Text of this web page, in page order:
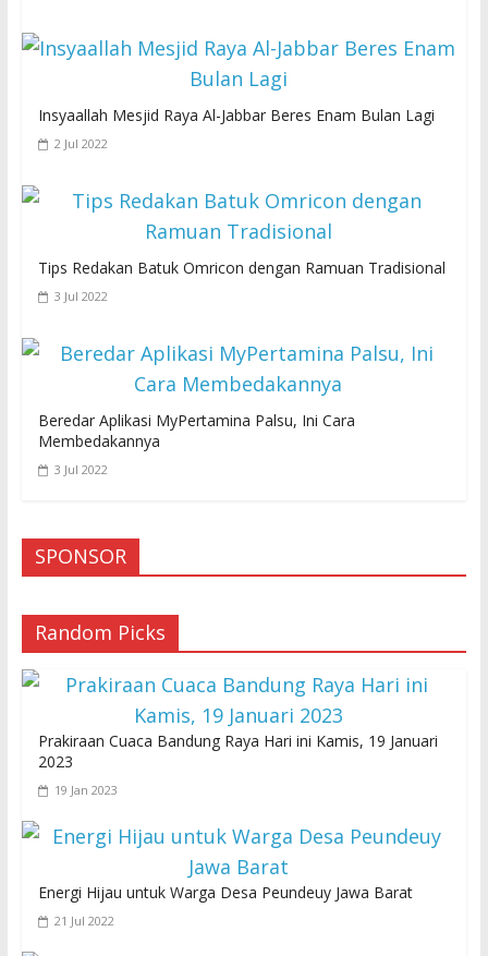
Insyaallah Mesjid Raya Al-Jabbar Beres Enam Bulan Lagi
2 Jul 2022
Tips Redakan Batuk Omricon dengan Ramuan Tradisional
3 Jul 2022
Beredar Aplikasi MyPertamina Palsu, Ini Cara
Membedakannya
3 Jul 2022
SPONSOR
Random Picks
Prakiraan Cuaca Bandung Raya Hari ini Kamis, 19 Januari
2023
19 Jan 2023
Energi Hijau untuk Warga Desa Peundeuy Jawa Barat
21 Jul 2022